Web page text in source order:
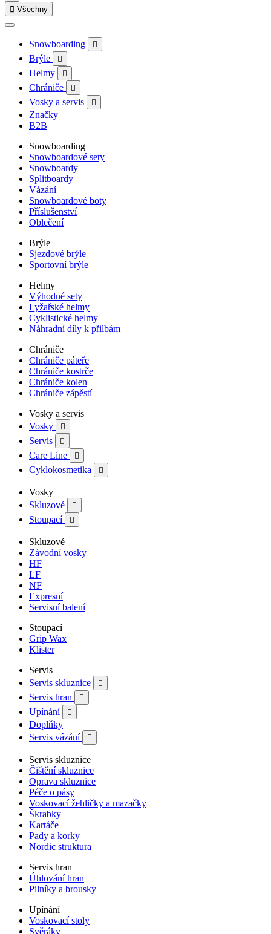
 Všechny
Snowboarding 
Brýle 
Helmy 
Chrániče 
Vosky a servis 
Značky
B2B
Snowboarding
Snowboardové sety
Snowboardy
Splitboardy
Vázání
Snowboardové boty
Příslušenství
Oblečení
Brýle
Sjezdové brýle
Sportovní brýle
Helmy
Výhodné sety
Lyžařské helmy
Cyklistické helmy
Náhradní díly k přilbám
Chrániče
Chrániče páteře
Chrániče kostrče
Chrániče kolen
Chrániče zápěstí
Vosky a servis
Vosky

Servis 
Care Line 
Cyklokosmetika 
Vosky
Skluzové

Stoupací 
Skluzové
Závodní vosky
HF
LF
NF
Expresní
Servisní balení
Stoupací
Grip Wax
Klister
Servis
Servis skluznice

Servis hran 
Upínání 
Doplňky
Servis vázání

Servis skluznice
Čištění skluznice
Oprava skluznice
Péče o pásy
Voskovací žehličky a mazačky
Škrabky
Kartáče
Pady a korky
Nordic struktura
Servis hran
Úhlování hran
Pilníky a brousky
Upínání
Voskovací stoly
Svěráky